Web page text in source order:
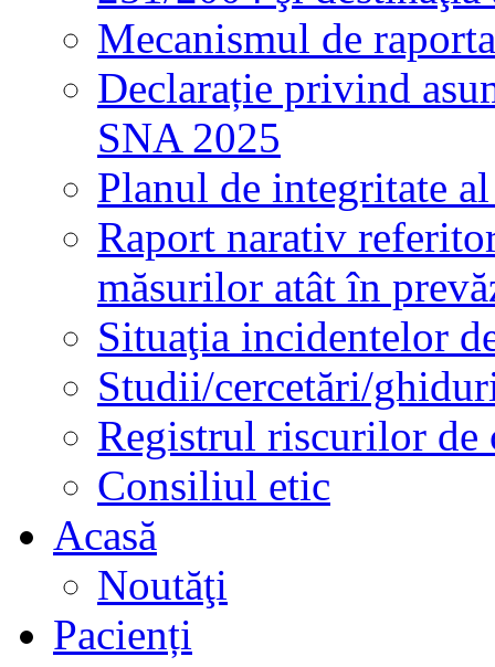
Mecanismul de
Declarație privind
SNA 2025
Planul de integritate
Raport narativ
măsurilor atât în
Situaţia incidentelor
Studii/cercetări/
Registrul riscurilor de
Consiliul etic
Acasă
Noutăţi
Pacienți